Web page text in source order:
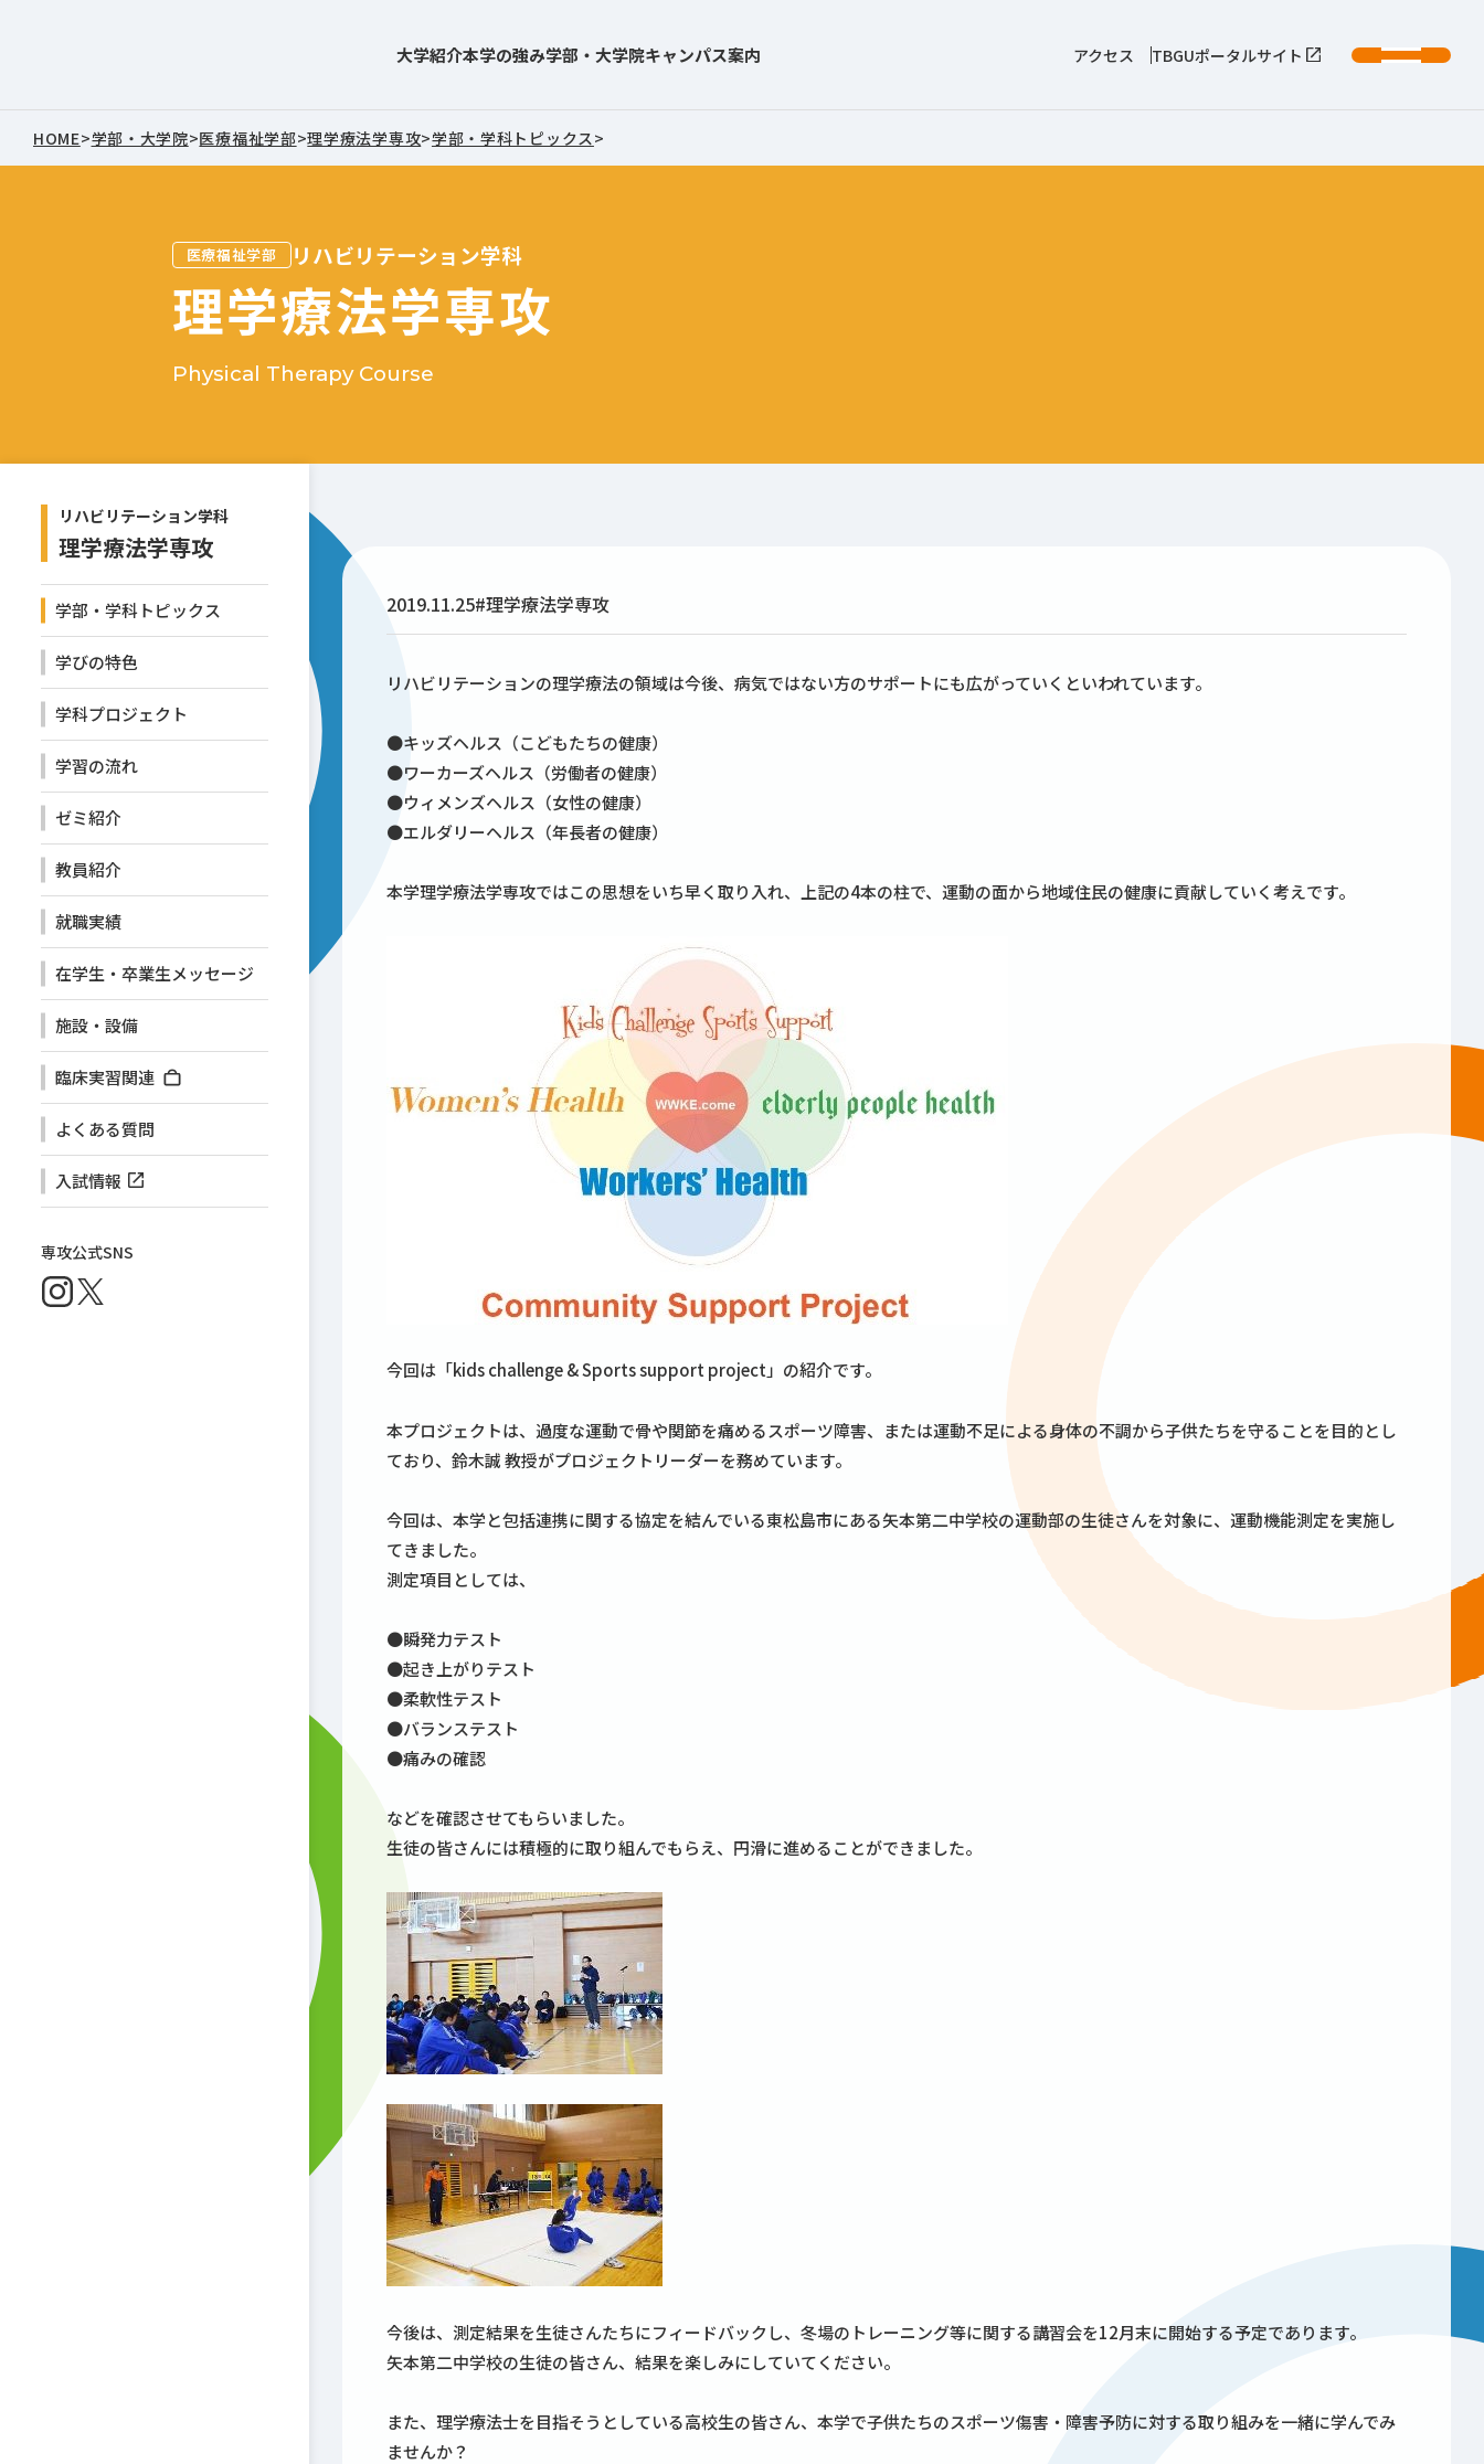
大学紹介本学の強み学部・大学院キャンパス案内 アクセス TBGUポータルサイト
HOME>学部・大学院>医療福祉学部>理学療法学専攻>学部・学科トピックス >
医療福祉学部 リハビリテーション学科
理学療法学専攻
Physical Therapy Course
リハビリテーション学科
理学療法学専攻
学部・学科トピックス
学びの特色
学科プロジェクト
学習の流れ
ゼミ紹介
教員紹介
就職実績
在学生・卒業生メッセージ
施設・設備
臨床実習関連
よくある質問
入試情報
専攻公式SNS
2019.11.25#理学療法学専攻
リハビリテーションの理学療法の領域は今後、病気ではない方のサポートにも広がっていくといわれています。
●キッズヘルス（こどもたちの健康）
●ワーカーズヘルス（労働者の健康）
●ウィメンズヘルス（女性の健康）
●エルダリーヘルス（年長者の健康）
本学理学療法学専攻ではこの思想をいち早く取り入れ、上記の4本の柱で、運動の面から地域住民の健康に貢献していく考えです。
今回は「kids challenge & Sports support project」の紹介です。
本プロジェクトは、過度な運動で骨や関節を痛めるスポーツ障害、または運動不足による身体の不調から子供たちを守ることを目的とし
ており、鈴木誠 教授がプロジェクトリーダーを務めています。
今回は、本学と包括連携に関する協定を結んでいる東松島市にある矢本第二中学校の運動部の生徒さんを対象に、運動機能測定を実施し
てきました。
測定項目としては、
●瞬発力テスト
●起き上がりテスト
●柔軟性テスト
●バランステスト
●痛みの確認
などを確認させてもらいました。
生徒の皆さんには積極的に取り組んでもらえ、円滑に進めることができました。
今後は、測定結果を生徒さんたちにフィードバックし、冬場のトレーニング等に関する講習会を12月末に開始する予定であります。
矢本第二中学校の生徒の皆さん、結果を楽しみにしていてください。
また、理学療法士を目指そうとしている高校生の皆さん、本学で子供たちのスポーツ傷害・障害予防に対する取り組みを一緒に学んでみ
ませんか？